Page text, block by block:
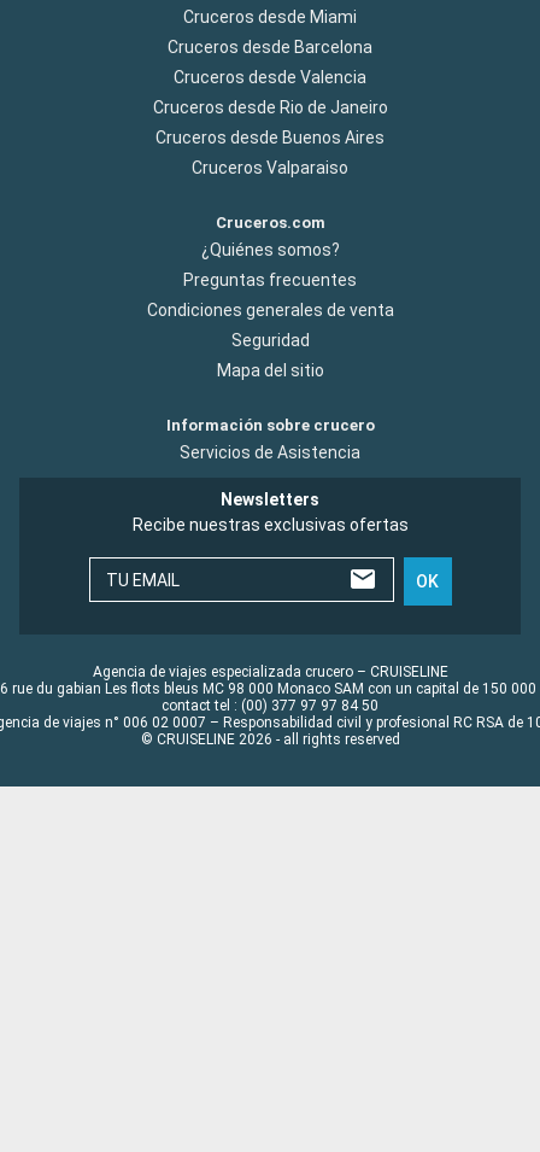
Cruceros desde Miami
Cruceros desde Barcelona
Cruceros desde Valencia
Cruceros desde Rio de Janeiro
Cruceros desde Buenos Aires
Cruceros Valparaiso
Cruceros.com
¿Quiénes somos?
Preguntas frecuentes
Condiciones generales de venta
Seguridad
Mapa del sitio
Información sobre crucero
Servicios de Asistencia
Newsletters
Recibe nuestras exclusivas ofertas
TU EMAIL OK
Agencia de viajes especializada crucero – CRUISELINE
rue du gabian Les flots bleus MC 98 000 Monaco SAM con un capital de 150 000
contact tel : (00) 377 97 97 84 50
de viajes n° 006 02 0007 – Responsabilidad civil y profesional RC RSA de
© CRUISELINE 2026 - all rights reserved